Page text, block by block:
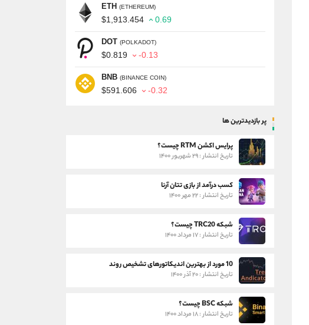
ETH (ETHEREUM)
$1,913.454 0.69
DOT (POLKADOT)
$0.819 -0.13
BNB (BINANCE COIN)
$591.606 -0.32
پر بازدیدترین ها
پرایس اکشن RTM چیست؟
تاریخ انتشار : ۲۹ شهریور ۱۴۰۰
کسب درآمد از بازی تتان آرنا
تاریخ انتشار : ۲۲ مهر ۱۴۰۰
شبکه TRC20 چیست؟
تاریخ انتشار : ۱۷ مرداد ۱۴۰۰
10 مورد از بهترین اندیکاتورهای تشخیص روند
تاریخ انتشار : ۲۰ آذر ۱۴۰۰
شبکه BSC چیست؟
تاریخ انتشار : ۱۸ مرداد ۱۴۰۰